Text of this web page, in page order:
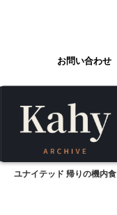
お問い合わせ
ユナイテッド 帰りの機内食